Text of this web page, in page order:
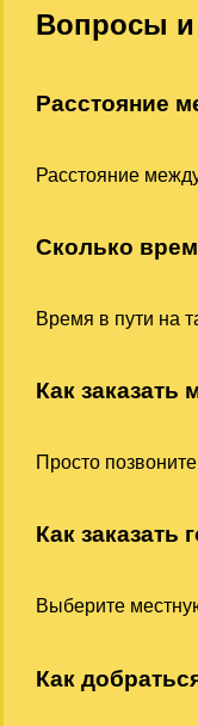
Вопросы и
Расстояние
Расстояние
Сколько
Время в пути на
Как
Просто
Как заказать
Выберите
Как